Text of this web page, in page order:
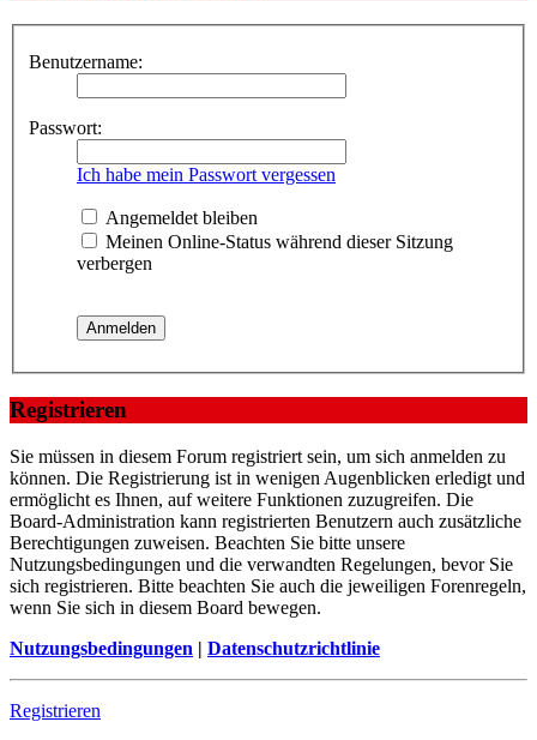
Benutzername:
Passwort:
Ich habe mein Passwort vergessen
Angemeldet bleiben
Meinen Online-Status während dieser Sitzung
verbergen
Registrieren
Sie müssen in diesem Forum registriert sein, um sich anmelden zu
können. Die Registrierung ist in wenigen Augenblicken erledigt und
ermöglicht es Ihnen, auf weitere Funktionen zuzugreifen. Die
Board-Administration kann registrierten Benutzern auch zusätzliche
Berechtigungen zuweisen. Beachten Sie bitte unsere
Nutzungsbedingungen und die verwandten Regelungen, bevor Sie
sich registrieren. Bitte beachten Sie auch die jeweiligen Forenregeln,
wenn Sie sich in diesem Board bewegen.
Nutzungsbedingungen | Datenschutzrichtlinie
Registrieren